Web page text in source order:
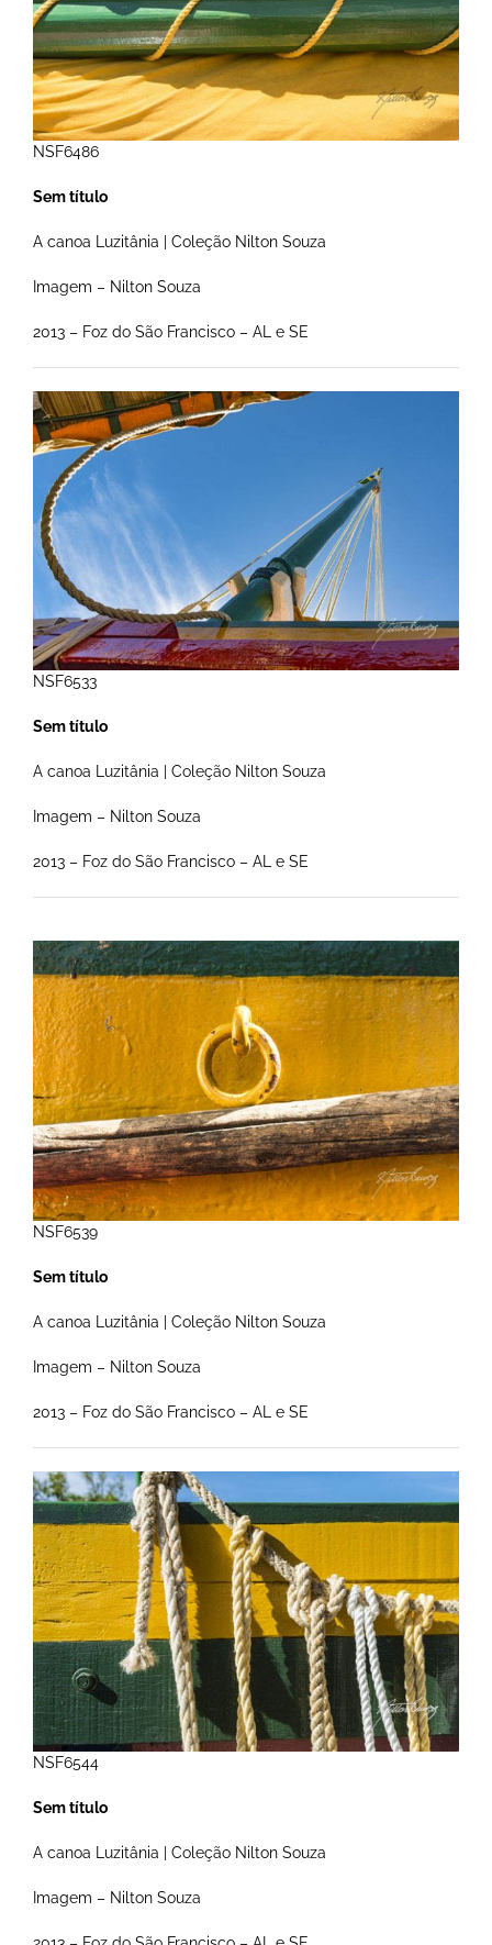
NSF6486
Sem título
A canoa Luzitânia | Coleção Nilton Souza
Imagem – Nilton Souza
2013 – Foz do São Francisco – AL e SE
NSF6533
Sem título
A canoa Luzitânia | Coleção Nilton Souza
Imagem – Nilton Souza
2013 – Foz do São Francisco – AL e SE
NSF6539
Sem título
A canoa Luzitânia | Coleção Nilton Souza
Imagem – Nilton Souza
2013 – Foz do São Francisco – AL e SE
NSF6544
Sem título
A canoa Luzitânia | Coleção Nilton Souza
Imagem – Nilton Souza